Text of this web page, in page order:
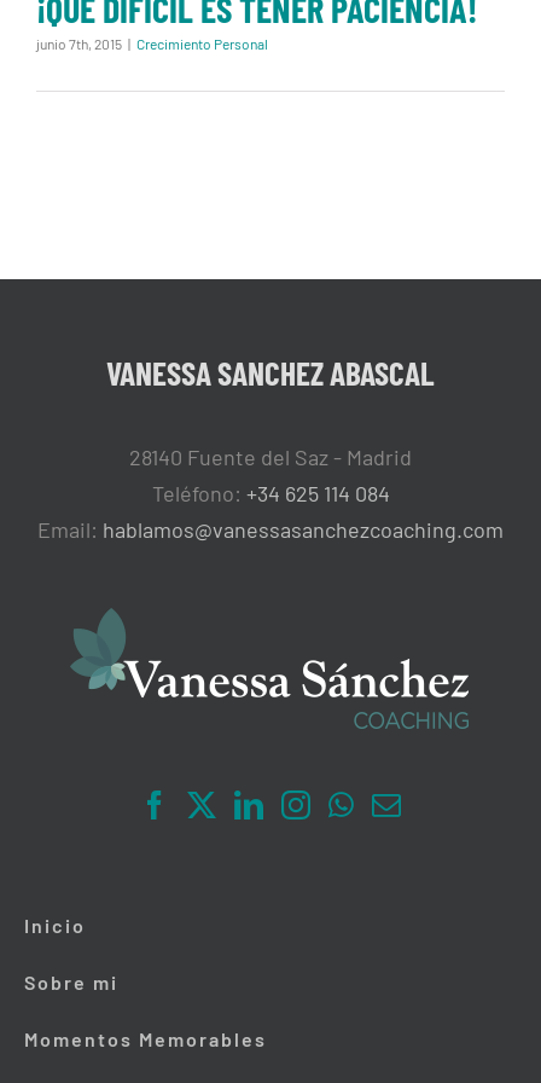
¡QUE DIFICIL ES TENER PACIENCIA!
junio 7th, 2015 | Crecimiento Personal
VANESSA SANCHEZ ABASCAL
28140 Fuente del Saz - Madrid
Teléfono: +34 625 114 084
Email: hablamos@vanessasanchezcoaching.com
Inicio
Sobre mi
Momentos Memorables